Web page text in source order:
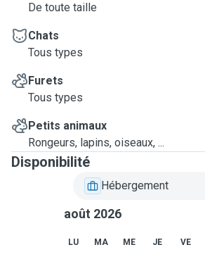
De toute taille
Chats
Tous types
Furets
Tous types
Petits animaux
Rongeurs, lapins, oiseaux, ...
Disponibilité
Hébergement
août 2026
LU MA ME JE VE